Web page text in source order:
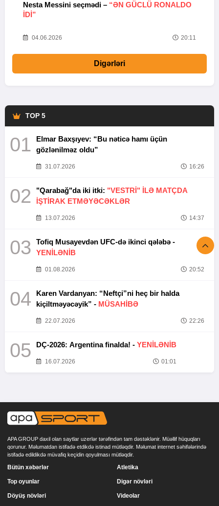
Nesta Messini seçmədi – “ƏN GÜCLÜ RONALDO
IDI”
04.06.2026 20:11
Digərləri
TOP 5
01
Elmar Baxşıyev: “Bu nəticə hamı üçün
gözlənilməz oldu”
31.07.2026 16:26
02 "Qarabağ"da iki itki: "VESTRİ" İLƏ MATÇDA
İŞTİRAK ETMƏYƏCƏKLƏR
13.07.2026 14:37
03
Tofiq Musayevdən UFC-də ikinci qələbə -
YENİLƏNİB
01.08.2026 20:52
04
Karen Vardanyan: “Neftçi”ni heç bir halda
kiçiltməyəcəyik” - MÜSAHİBƏ
22.07.2026 22:26
05 DÇ-2026: Argentina finalda! - YENİLƏNİB
16.07.2026 01:01
APA GROUP daxil olan saytlar uzerlər tərəfindən tam dəstəklənir. Müəllif hüquqları
qorunur. Məlumatdan istifadə etdikdə istinad mütləqdir. Məlumat internet səhifələrində
istifadə edildikdə müvafiq keçidin qoyulması mütləqdir.
Bütün xəbərlər
Top oyunlar
Döyüş növləri
Atletika
Digər növləri
Videolar